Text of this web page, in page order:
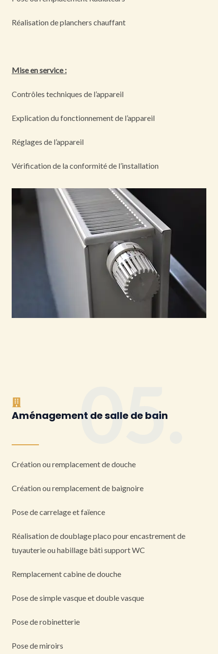
Réalisation de planchers chauffant
Mise en service :
Contrôles techniques de l’appareil
Explication du fonctionnement de l’appareil
Réglages de l’appareil
Vérification de la conformité de l’installation
Aménagement de salle de bain
05.
Création ou remplacement de douche
Création ou remplacement de baignoire
Pose de carrelage et faïence
Réalisation de doublage placo pour encastrement de
tuyauterie ou habillage bâti support WC
Remplacement cabine de douche
Pose de simple vasque et double vasque
Pose de robinetterie
Pose de miroirs